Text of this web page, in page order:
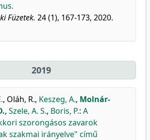
Füzetek. 24 (1), 167-173, 2020.
2019
, Oláh, R., Keszeg, A., Molnár-
, Szele, A. S., Boris, P.: A
szorongásos zavarok
szakmai irányelve" című